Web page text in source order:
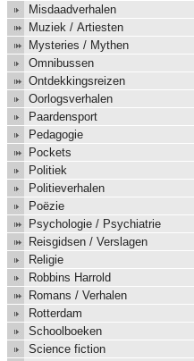
Misdaadverhalen
Muziek / Artiesten
Mysteries / Mythen
Omnibussen
Ontdekkingsreizen
Oorlogsverhalen
Paardensport
Pedagogie
Pockets
Politiek
Politieverhalen
Poëzie
Psychologie / Psychiatrie
Reisgidsen / Verslagen
Religie
Robbins Harrold
Romans / Verhalen
Rotterdam
Schoolboeken
Science fiction